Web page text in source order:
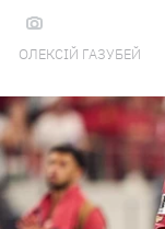
ОЛЕКСІЙ ГАЗУБЕЙ